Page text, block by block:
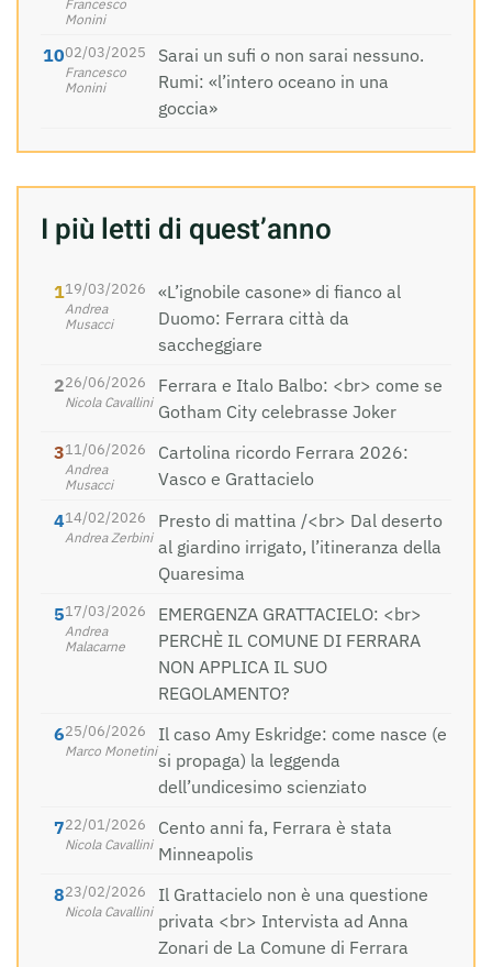
Francesco
Monini
02/03/2025
Francesco
Monini
Sarai un sufi o non sarai nessuno.
Rumi: «l’intero oceano in una
goccia»
I più letti di quest’anno
19/03/2026
Andrea
Musacci
«L’ignobile casone» di fianco al
Duomo: Ferrara città da
saccheggiare
26/06/2026
Nicola Cavallini
Ferrara e Italo Balbo: <br> come se
Gotham City celebrasse Joker
11/06/2026
Andrea
Musacci
Cartolina ricordo Ferrara 2026:
Vasco e Grattacielo
14/02/2026
Andrea Zerbini
Presto di mattina /<br> Dal deserto
al giardino irrigato, l’itineranza della
Quaresima
17/03/2026
Andrea
Malacarne
EMERGENZA GRATTACIELO: <br>
PERCHÈ IL COMUNE DI FERRARA
NON APPLICA IL SUO
REGOLAMENTO?
25/06/2026
Marco Monetini
Il caso Amy Eskridge: come nasce (e
si propaga) la leggenda
dell’undicesimo scienziato
22/01/2026
Nicola Cavallini
Cento anni fa, Ferrara è stata
Minneapolis
23/02/2026
Nicola Cavallini
Il Grattacielo non è una questione
privata <br> Intervista ad Anna
Zonari de La Comune di Ferrara